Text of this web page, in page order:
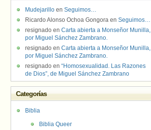
Mudejarillo en Seguimos…
Ricardo Alonso Ochoa Gongora en Seguimos…
resignado en Carta abierta a Monseñor Munilla,
por Miguel Sánchez Zambrano.
resignado en Carta abierta a Monseñor Munilla,
por Miguel Sánchez Zambrano.
resignado en “Homosexualidad. Las Razones
de Dios”, de Miguel Sánchez Zambrano
Categorías
Biblia
Biblia Queer